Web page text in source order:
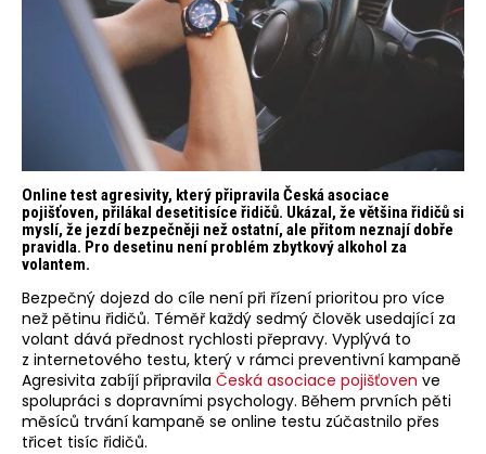
Online test agresivity, který připravila Česká asociace
pojišťoven, přilákal desetitisíce řidičů. Ukázal, že většina řidičů si
myslí, že jezdí bezpečněji než ostatní, ale přitom neznají dobře
pravidla. Pro desetinu není problém zbytkový alkohol za
volantem.
Bezpečný dojezd do cíle není při řízení prioritou pro více
než pětinu řidičů. Téměř každý sedmý člověk usedající za
volant dává přednost rychlosti přepravy. Vyplývá to
z internetového testu, který v rámci preventivní kampaně
Agresivita zabíjí připravila Česká asociace pojišťoven ve
spolupráci s dopravními psychology. Během prvních pěti
měsíců trvání kampaně se online testu zúčastnilo přes
třicet tisíc řidičů.